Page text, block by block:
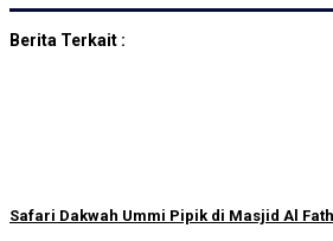
Berita Terkait :
Safari Dakwah Ummi Pipik di Masjid Al